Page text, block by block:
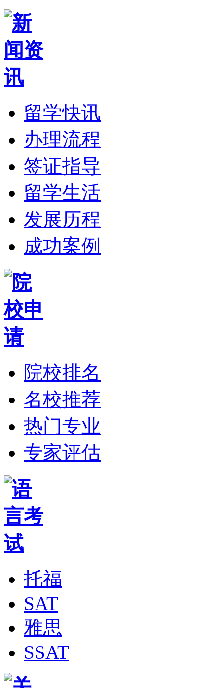
留学快讯
办理流程
签证指导
留学生活
发展历程
成功案例
院校排名
名校推荐
热门专业
专家评估
托福
SAT
雅思
SSAT